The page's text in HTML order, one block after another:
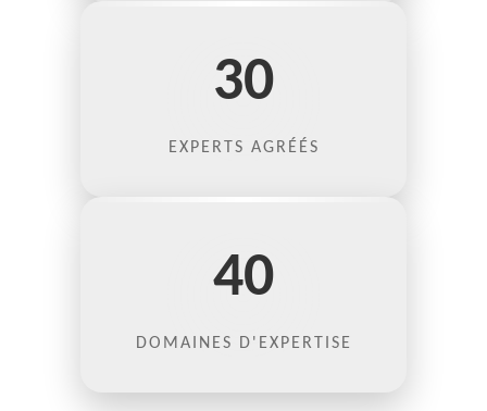
30
EXPERTS AGRÉÉS
40
DOMAINES D'EXPERTISE